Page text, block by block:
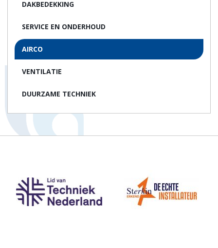
DAKBEDEKKING
SERVICE EN ONDERHOUD
AIRCO
VENTILATIE
DUURZAME TECHNIEK